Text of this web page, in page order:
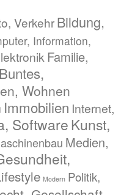
VerkehrBildung,
Information,
Familie,
Wohnen
Immobilien Internet,
SoftwareKunst,
Medien,
Modern Politik,